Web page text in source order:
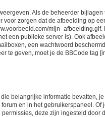
Als de beheerder
voor zorgen dat de afbeelding op
een publieke server is). Ook
een wachtwoord
te geven, moet je de BBCode tag
belangrijke informatie bevatten,
en in het gebruikerspaneel.
deze zijn ingesteld door